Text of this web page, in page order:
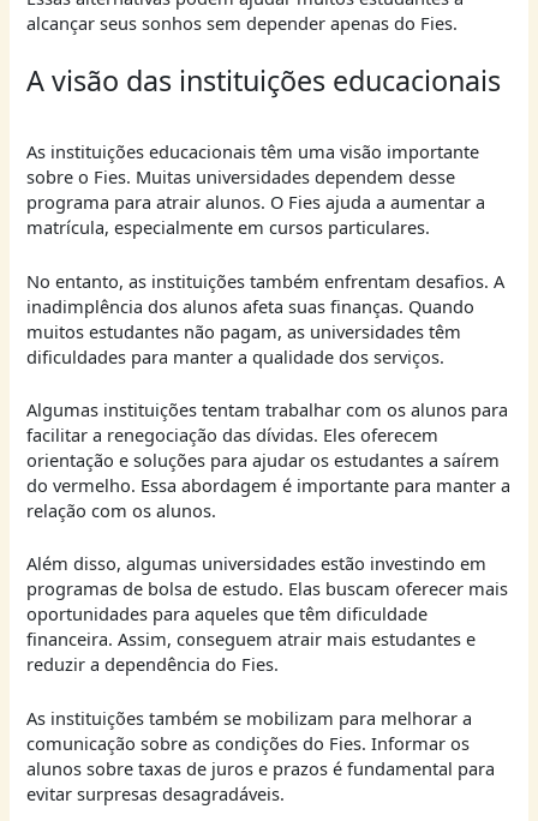
alcançar seus sonhos sem depender apenas do Fies.
A visão das instituições educacionais
As instituições educacionais têm uma visão importante
sobre o Fies. Muitas universidades dependem desse
programa para atrair alunos. O Fies ajuda a aumentar a
matrícula, especialmente em cursos particulares.
No entanto, as instituições também enfrentam desafios. A
inadimplência dos alunos afeta suas finanças. Quando
muitos estudantes não pagam, as universidades têm
dificuldades para manter a qualidade dos serviços.
Algumas instituições tentam trabalhar com os alunos para
facilitar a renegociação das dívidas. Eles oferecem
orientação e soluções para ajudar os estudantes a saírem
do vermelho. Essa abordagem é importante para manter a
relação com os alunos.
Além disso, algumas universidades estão investindo em
programas de bolsa de estudo. Elas buscam oferecer mais
oportunidades para aqueles que têm dificuldade
financeira. Assim, conseguem atrair mais estudantes e
reduzir a dependência do Fies.
As instituições também se mobilizam para melhorar a
comunicação sobre as condições do Fies. Informar os
alunos sobre taxas de juros e prazos é fundamental para
evitar surpresas desagradáveis.